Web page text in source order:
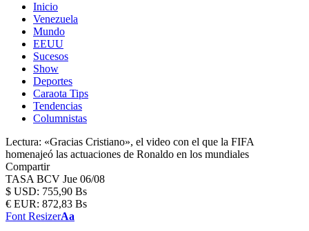
Inicio
Venezuela
Mundo
EEUU
Sucesos
Show
Deportes
Caraota Tips
Tendencias
Columnistas
Lectura: «Gracias Cristiano», el video con el que la FIFA
homenajeó las actuaciones de Ronaldo en los mundiales
Compartir
TASA BCV Jue 06/08
$ USD: 755,90 Bs
€ EUR: 872,83 Bs
Font ResizerAa